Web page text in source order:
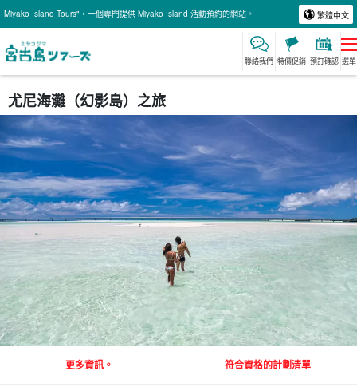
Miyako Island Tours"，一個專門提供 Miyako Island 活動預約的網站。 繁體中文
聯絡我們 特價促銷 預訂確認 選單
尤尼海灘（幻影島）之旅
更多資訊。 符合資格的計劃清單